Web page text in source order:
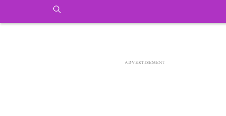
ADVERTISEMENT